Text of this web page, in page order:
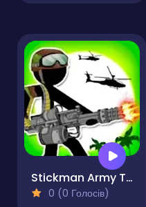
Stickman Army The Resistance
0 (0 Голосів)